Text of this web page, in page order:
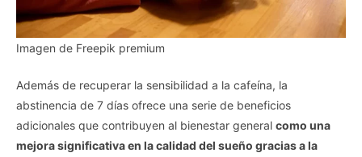
Imagen de Freepik premium
Además de recuperar la sensibilidad a la cafeína, la
abstinencia de 7 días ofrece una serie de beneficios
adicionales que contribuyen al bienestar general como una
mejora significativa en la calidad del sueño gracias a la